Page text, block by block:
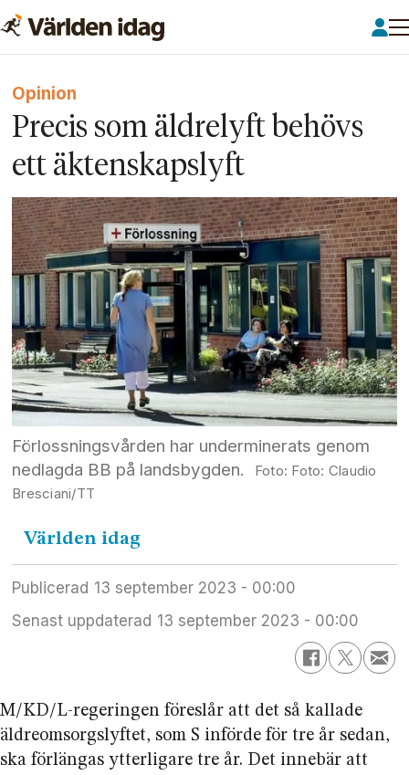
Opinion
Precis som äldrelyft behövs
ett äktenskapslyft
Förlossningsvården har underminerats genom
nedlagda BB på landsbygden.
Foto: Claudio
Bresciani/TT
Världen idag
Publicerad
13 september 2023 - 00:00
Senast uppdaterad
13 september 2023 - 00:00
M/KD/L-regeringen föreslår att det så kallade
äldreomsorgslyftet, som S införde för tre år sedan,
ska förlängas ytterligare tre år. Det innebär att